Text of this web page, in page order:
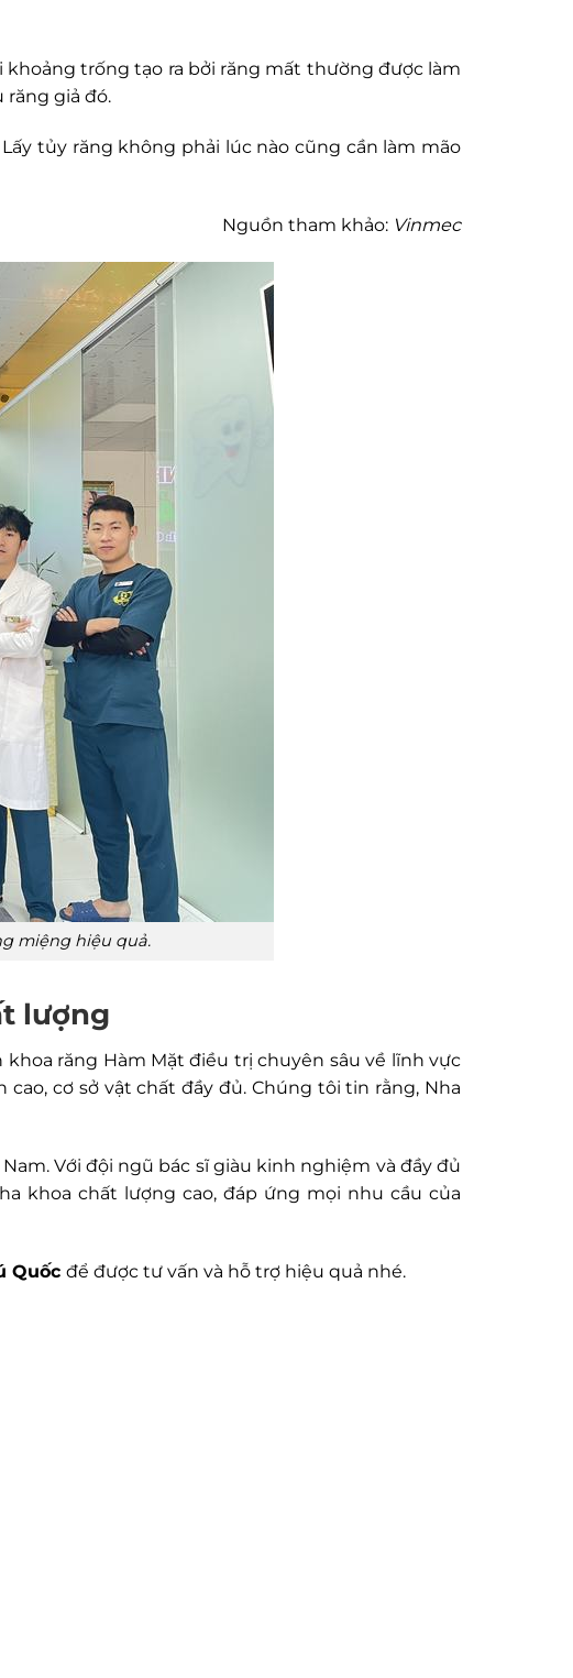
trống tạo ra bởi răng mất thường được làm
giả đó.
tủy răng không phải lúc nào cũng cần làm mão
Nguồn tham khảo: Vinmec
miệng hiệu quả.
lượng
răng Hàm Mặt điều trị chuyên sâu về lĩnh vực
cơ sở vật chất đầy đủ. Chúng tôi tin rằng, Nha
Với đội ngũ bác sĩ giàu kinh nghiệm và đầy đủ
khoa chất lượng cao, đáp ứng mọi nhu cầu của
Quốc để được tư vấn và hỗ trợ hiệu quả nhé.